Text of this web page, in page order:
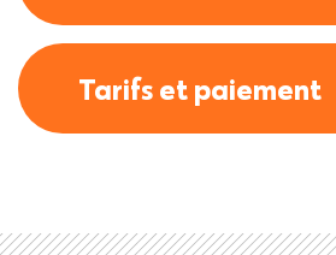
Tarifs et paiement